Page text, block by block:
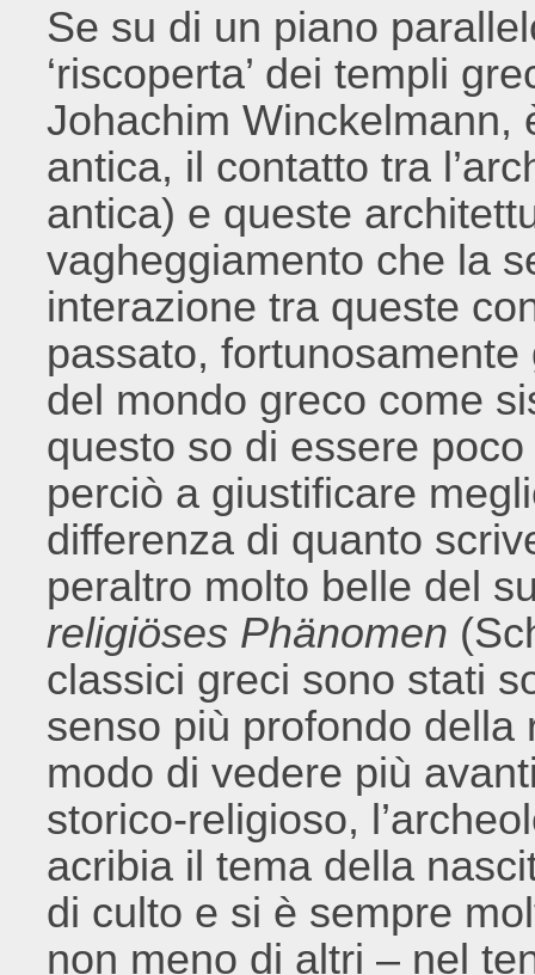
Se su di un piano
‘riscoperta’ dei templi
Johachim Winckelmann,
antica, il contatto tra
antica) e queste
vagheggiamento che la
interazione tra queste
passato,
del mondo greco come
questo so di essere
perciò a giustificare
differenza di quanto
peraltro molto belle del
religiöses Phänomen
classici greci sono stati
senso più profondo
modo di vedere più
storico-religioso,
acribia il tema della
di culto e si è sempre
non meno di altri – nel